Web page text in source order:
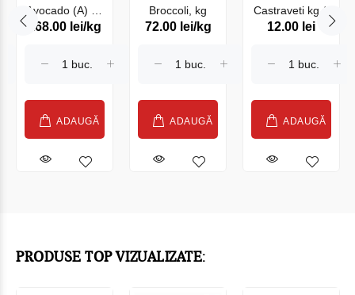
Avocado (A) kg
#
168.00 lei/kg
ADAUGĂ
Broccoli, kg
72.00 lei/kg
ADAUGĂ
Castraveti kg #
12.00 lei
ADAUGĂ
PRODUSE TOP VIZUALIZATE: